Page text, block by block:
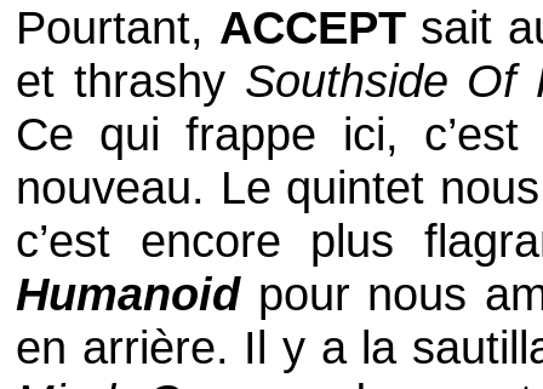
Pourtant, ACCEPTsait
et thrashy Southside Of
Ce qui frappe ici, c’est
nouveau. Le quintet
c’est encore plus
Humanoidpour nous
en arrière. Il y a la